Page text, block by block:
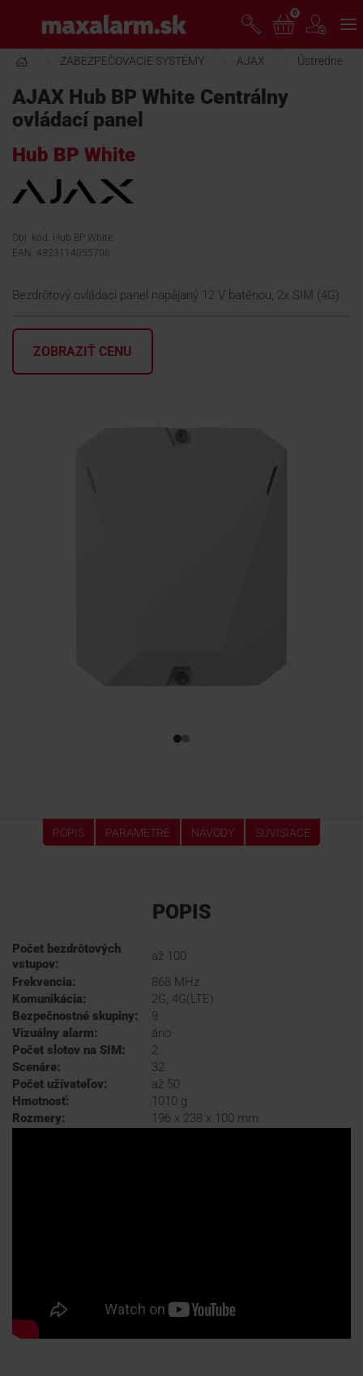
hlavnému
obsahu
www.maxalarm.sk
AKCIA MESIACA
PRODUKTY
SPOLOČNOSŤ
ŠKOLENIE
PODPORA
0
ZABEZPEČOVACIE SYSTÉMY AJAX Ústredne
AJAX Hub BP White Centrálny
ovládací panel
Hub BP White
Obj. kód: Hub BP White
EAN: 4823114055706
Bezdrôtový ovládací panel napájaný 12 V batériou, 2x SIM (4G)
ZOBRAZIŤ CENU
POPIS PARAMETRE NÁVODY SÚVISIACE
POPIS
Počet bezdrôtových
vstupov:
až 100
Frekvencia:
868 MHz
Komunikácia:
2G, 4G(LTE)
Bezpečnostné skupiny:
9
Vizuálny alarm:
áno
Počet slotov na SIM:
2
Scenáre:
32
Počet užívateľov:
až 50
Hmotnosť:
1010 g
Rozmery:
196 x 238 x 100 mm